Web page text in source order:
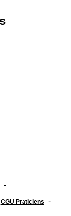
-
CGU Praticiens -